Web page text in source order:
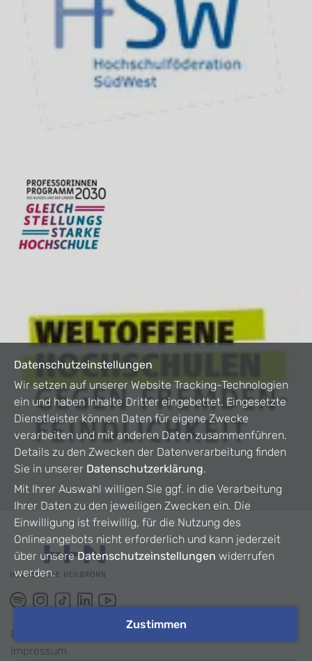
©
Impressum
Datenschutzeinstellungen
Wir setzen auf unserer Website Tracking-Technologien
ein und haben Inhalte Dritter eingebettet. Eingesetzte
Dienstleister können Daten für eigene Zwecke
verarbeiten und mit anderen Daten zusammenführen.
Details zu den Zwecken der Datenverarbeitung finden
Sie in unserer Datenschutzerklärung.
Mit Ihrer Auswahl willigen Sie ggf. in die Verarbeitung
Ihrer Daten zu den jeweiligen Zwecken ein. Die
Einwilligung ist freiwillig, für die Nutzung des
Onlineangebots nicht erforderlich und kann jederzeit
über unsereDatenschutzeinstellungen widerrufen
werden.
Zustimmen